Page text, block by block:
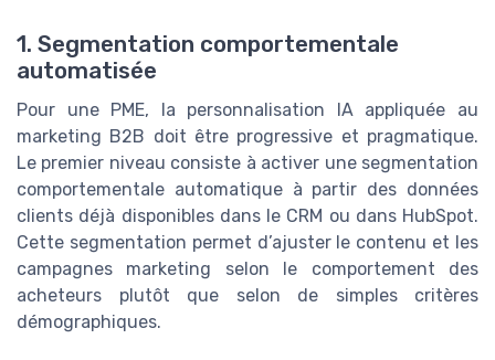
1. Segmentation comportementale
automatisée
Pour une PME, la personnalisation IA appliquée au
marketing B2B doit être progressive et pragmatique.
Le premier niveau consiste à activer une segmentation
comportementale automatique à partir des données
clients déjà disponibles dans le CRM ou dans HubSpot.
Cette segmentation permet d’ajuster le contenu et les
campagnes marketing selon le comportement des
acheteurs plutôt que selon de simples critères
démographiques.